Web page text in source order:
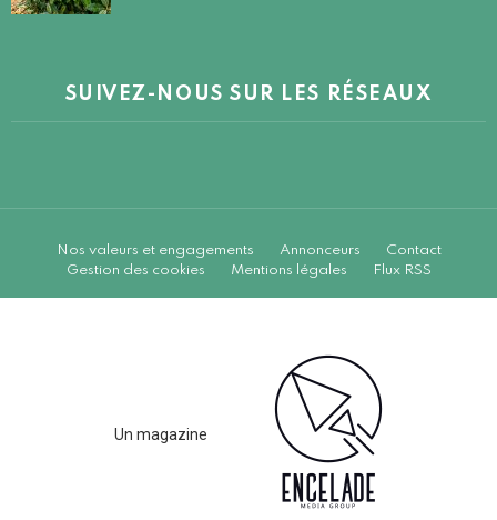
SUIVEZ-NOUS SUR LES RÉSEAUX
Nos valeurs et engagements Annonceurs
Contact
Gestion des cookies
Mentions légales Flux RSS
Un magazine